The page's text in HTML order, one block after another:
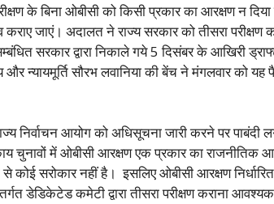
के बिना ओबीसी को किसी प्रकार का आरक्षण न
कराए जाएं। अदालत ने राज्य सरकार को तीसरा
सरकार द्वारा निकाले गये 5 दिसंबर के आखिरी
और न्यायमूर्ति सौरभ लवानिया की बेंच ने मंगलवार को
निर्वाचन आयोग को अधिसूचना जारी करने पर पाबंदी
चुनावों में ओबीसी आरक्षण एक प्रकार का राजनीतिक
सरोकार नहीं है। इसलिए ओबीसी आरक्षण निर्धारित
डेडिकेटेड कमेटी द्वारा तीसरा परीक्षण कराना